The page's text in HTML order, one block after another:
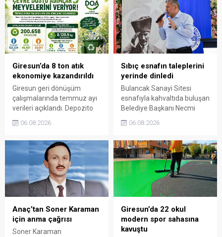
çekti. Cebeci, Giresun’un
bağımsızlık mücadelesinde
üstlendiği tarihi
sorumluluğun gelecek
nesillere doğru anlatılması
gerektiğini söyledi.
Giresun’da 8 ton atık
ekonomiye kazandırıldı
Giresun geri dönüşüm
çalışmalarında temmuz ayı
verileri açıklandı. Depozito
Olan Ambalajlar
uygulamasına destek veren
ambalajın çöpe gitmesini
06.08.2026
Sıbıç esnafın taleplerini
yerinde dinledi
Bulancak Sanayi Sitesi
esnafıyla kahvaltıda buluşan
Belediye Başkanı Necmi
Sıbıç, bölgede yapılması
planlanan çalışmaları
da yaşadığı sorunları ve
beklentilerini doğrudan
Başkan Sıbıç’a aktardı.
06.08.2026
Anaç’tan Soner Karaman
için anma çağrısı
Soner Karaman
Giresun’da 22 okul
modern spor sahasına
kavuştu